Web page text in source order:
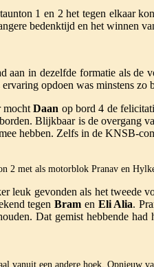
1 en 2 het tegen elkaar
bedenktijd en het winnen
aan in dezelfde formatie als de
opdoen was minstens zo
mochtDaan op bord 4 de
Blijkbaar is de overgang
hebben. Zelfs in de KNSB-
2 met als motorblok Pranav en
leuk gevonden als het tweede
tegenBram en Eli Alia.
Dat gemist hebbende
vanuit een andere hoek. Opnieuw